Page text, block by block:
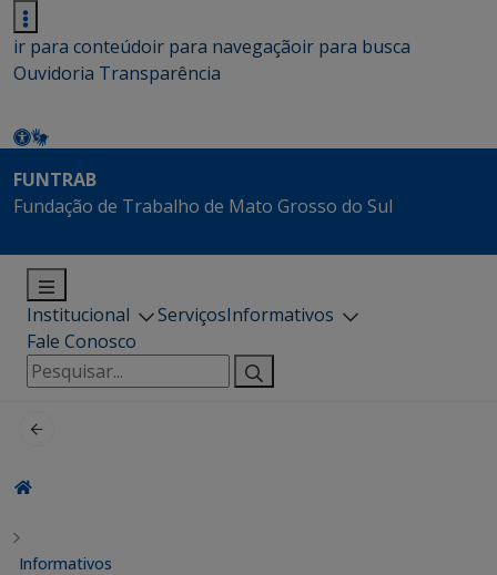
ir para conteúdoir para navegaçãoir para busca
Ouvidoria Transparência
FUNTRAB
Fundação de Trabalho de Mato Grosso do Sul
Institucional ServiçosInformativos
Fale Conosco
Pesquisar
por:
Informativos